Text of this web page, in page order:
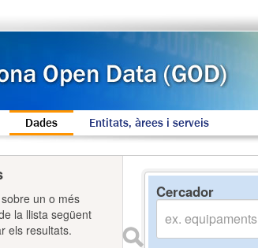
Dades Entitats, àrees i serveis
Cercador
un o més
la llista següent
els resultats.